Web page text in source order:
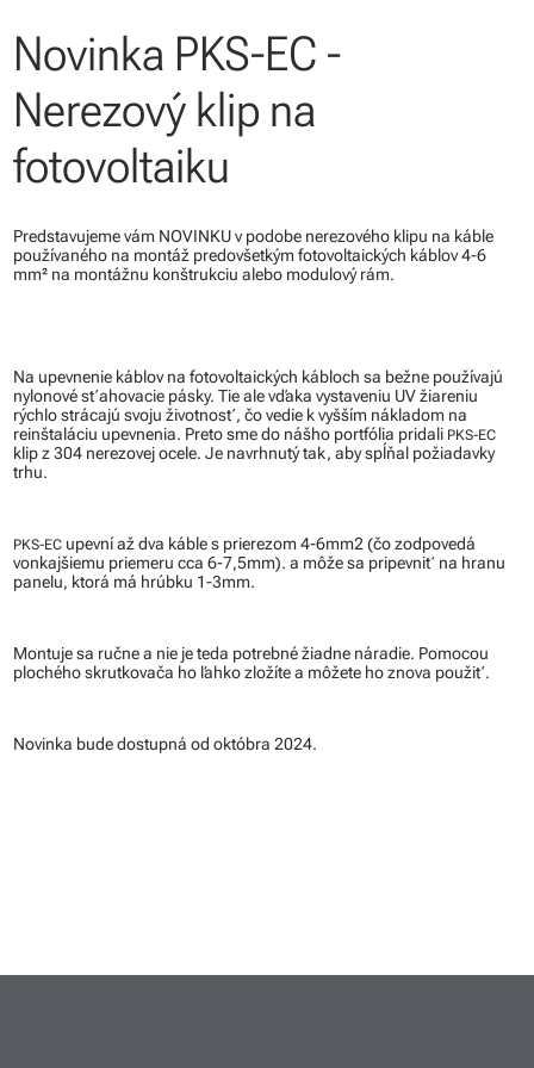
Novinka PKS-EC -
Nerezový klip na
fotovoltaiku
Predstavujeme vám NOVINKU v podobe nerezového klipu na káble
používaného na montáž predovšetkým fotovoltaických káblov 4-6
mm² na montážnu konštrukciu alebo modulový rám.
Na upevnenie káblov na fotovoltaických kábloch sa bežne používajú
nylonové sťahovacie pásky. Tie ale vďaka vystaveniu UV žiareniu
rýchlo strácajú svoju životnosť, čo vedie k vyšším nákladom na
reinštaláciu upevnenia. Preto sme do nášho portfólia pridali PKS-EC
klip z 304 nerezovej ocele. Je navrhnutý tak, aby spĺňal požiadavky
trhu.
PKS-ECupevní až dva káble s prierezom 4-6mm2 (čo zodpovedá
vonkajšiemu priemeru cca 6-7,5mm). a môže sa pripevniť na hranu
panelu, ktorá má hrúbku 1-3mm.
Montuje sa ručne a nie je teda potrebné žiadne náradie. Pomocou
plochého skrutkovača ho ľahko zložíte a môžete ho znova použiť.
Novinka bude dostupná od októbra 2024.